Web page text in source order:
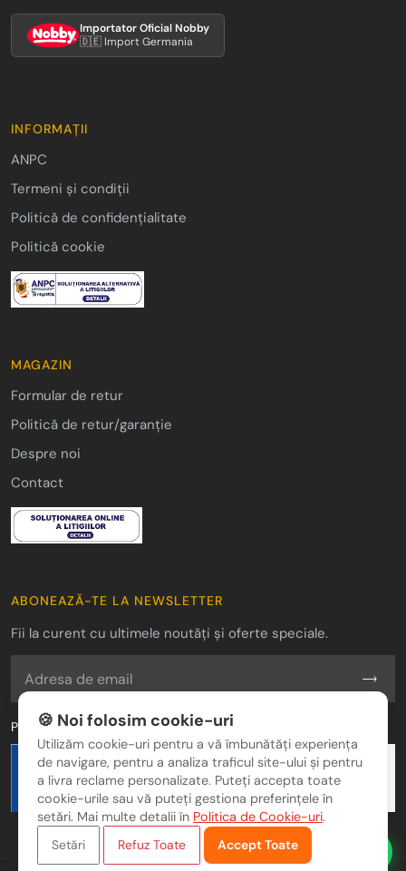
Importator Oficial Nobby
🇩🇪 Import Germania
INFORMAȚII
ANPC
Termeni și condiții
Politică de confidențialitate
Politică cookie
MAGAZIN
Formular de retur
Politică de retur/garanție
Despre noi
Contact
ABONEAZĂ-TE LA NEWSLETTER
Fii la curent cu ultimele noutăți și oferte speciale.
Plăți Securizate
🍪 Noi folosim cookie-uri
Utilizăm cookie-uri pentru a vă îmbunătăți experiența
de navigare, pentru a analiza traficul site-ului și pentru
a livra reclame personalizate. Puteți accepta toate
cookie-urile sau vă puteți gestiona preferințele în
setări. Mai multe detalii în Politica de Cookie-uri.
Setări
Refuz Toate Accept Toate